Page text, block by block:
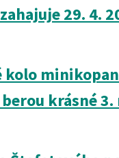
29. 4.
kolo
krásné